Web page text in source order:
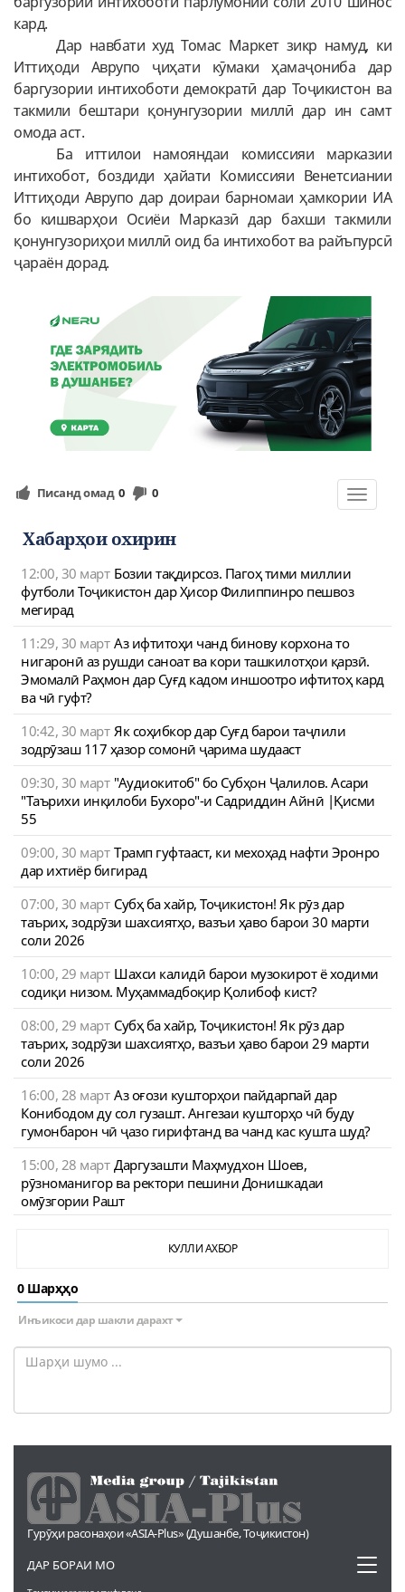
кард.
Дар навбати худ Томас Маркет зикр намуд, ки
Иттиҳоди Аврупо ҷиҳати кӯмаки ҳамаҷониба дар
баргузории интихоботи демократӣ дар Тоҷикистон ва
такмили бештари қонунгузории миллӣ дар ин самт
омода аст.
Ба иттилои намояндаи комиссияи марказии
интихобот, боздиди ҳайати Комиссияи Венетсиании
Иттиҳоди Аврупо дар доираи барномаи ҳамкории ИА
бо кишварҳои Осиёи Марказӣ дар бахши такмили
қонунгузориҳои миллӣ оид ба интихобот ва райъпурсӣ
ҷараён дорад.
Toggle
Писанд омад 0 0
Хабарҳои охирин
12:00, 30 март Бозии тақдирсоз. Пагоҳ тими миллии
футболи Тоҷикистон дар Ҳисор Филиппинро пешвоз
мегирад
11:29, 30 март Аз ифтитоҳи чанд бинову корхона то
нигаронӣ аз рушди саноат ва кори ташкилотҳои қарзӣ.
Эмомалӣ Раҳмон дар Суғд кадом иншоотро ифтитоҳ кард
ва чӣ гуфт?
10:42, 30 март Як соҳибкор дар Суғд барои таҷлили
зодрӯзаш 117 ҳазор сомонӣ ҷарима шудааст
09:30, 30 март "Аудиокитоб" бо Субҳон Ҷалилов. Асари
"Таърихи инқилоби Бухоро"-и Садриддин Айнӣ |Қисми
55
09:00, 30 март Трамп гуфтааст, ки мехоҳад нафти Эронро
дар ихтиёр бигирад
07:00, 30 март Субҳ ба хайр, Тоҷикистон! Як рӯз дар
таърих, зодрӯзи шахсиятҳо, вазъи ҳаво барои 30 марти
соли 2026
10:00, 29 март Шахси калидӣ барои музокирот ё ходими
содиқи низом. Муҳаммадбоқир Қолибоф кист?
08:00, 29 март Субҳ ба хайр, Тоҷикистон! Як рӯз дар
таърих, зодрӯзи шахсиятҳо, вазъи ҳаво барои 29 марти
соли 2026
16:00, 28 март Аз оғози кушторҳои пайдарпай дар
Конибодом ду сол гузашт. Ангезаи кушторҳо чӣ буду
гумонбарон чӣ ҷазо гирифтанд ва чанд кас кушта шуд?
15:00, 28 март Даргузашти Маҳмудхон Шоев,
рӯзноманигор ва ректори пешини Донишкадаи
омӯзгории Рашт
КУЛЛИ АХБОР
0 Шарҳҳо
Инъикоси дар шакли дарахт
Гурӯҳи расонаҳои «ASIA-Plus» (Душанбе, Тоҷикистон)
ДАР БОРАИ МО